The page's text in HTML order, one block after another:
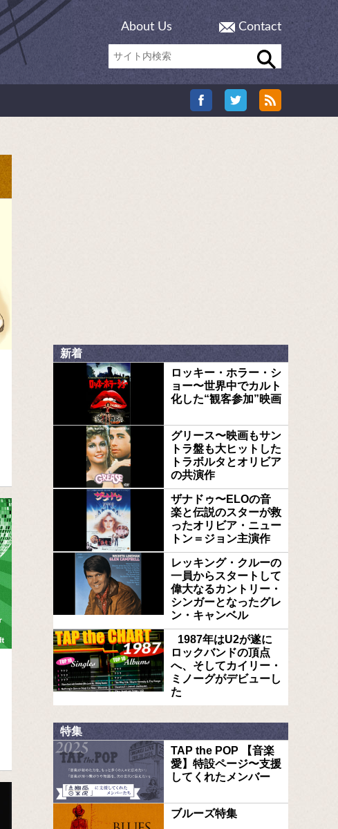
About Us Contact
新着
ロッキー・ホラー・シ
ョー〜世界中でカルト
化した“観客参加”映画
グリース〜映画もサン
トラ盤も大ヒットした
トラボルタとオリビア
の共演作
ザナドゥ〜ELOの音
楽と伝説のスターが救
ったオリビア・ニュー
トン＝ジョン主演作
レッキング・クルーの
一員からスタートして
偉大なるカントリー・
シンガーとなったグレ
ン・キャンベル
1987年はU2が遂に
ロックバンドの頂点
へ、そしてカイリー・
ミノーグがデビューし
た
特集
TAP the POP 【音楽
愛】特設ページ〜支援
してくれたメンバー
ブルーズ特集